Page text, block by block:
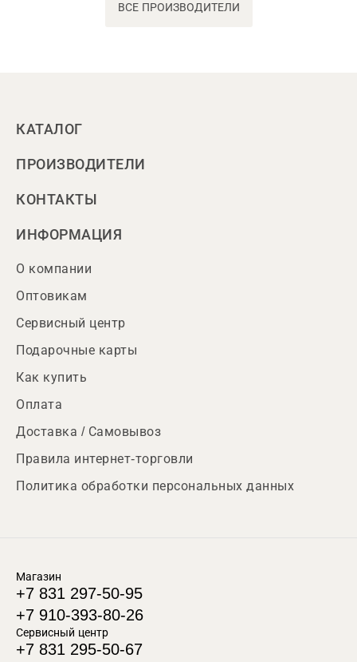
ВСЕ ПРОИЗВОДИТЕЛИ
КАТАЛОГ
ПРОИЗВОДИТЕЛИ
КОНТАКТЫ
ИНФОРМАЦИЯ
О компании
Оптовикам
Сервисный центр
Подарочные карты
Как купить
Оплата
Доставка / Самовывоз
Правила интернет-торговли
Политика обработки персональных данных
Магазин
+7 831 297-50-95
+7 910-393-80-26
Сервисный центр
+7 831 295-50-67